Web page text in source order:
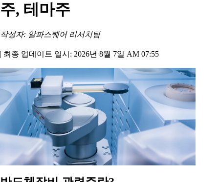
주, 테마주
작성자: 알파스퀘어 리서치팀
| 최종 업데이트 일시: 2026년 8월 7일 AM 07:55